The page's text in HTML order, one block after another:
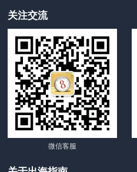
关注交流
微信客服